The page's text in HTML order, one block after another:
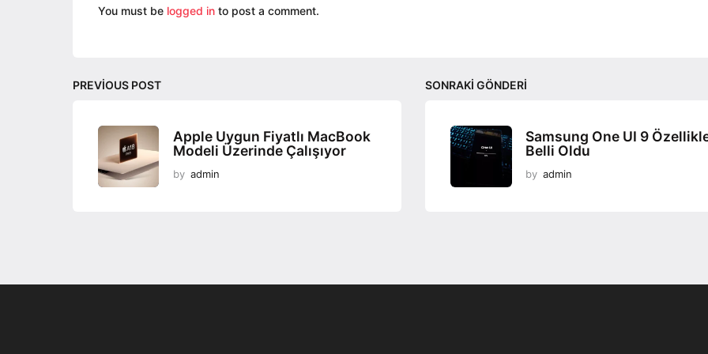
n
i
n
You must be logged in to post a comment.
PREVIOUS POST
Apple Uygun Fiyatlı MacBook
Modeli Üzerinde Çalışıyor
by admin
SONRAKI GÖNDERI
Samsung One UI 9
Belli Oldu
by admin